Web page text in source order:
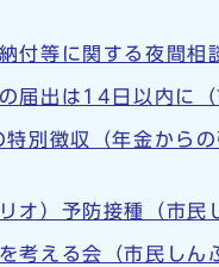
付等に関する夜間
届出は14日以内に
特別徴収（年金から
オ）予防接種（市
考える会（市民し